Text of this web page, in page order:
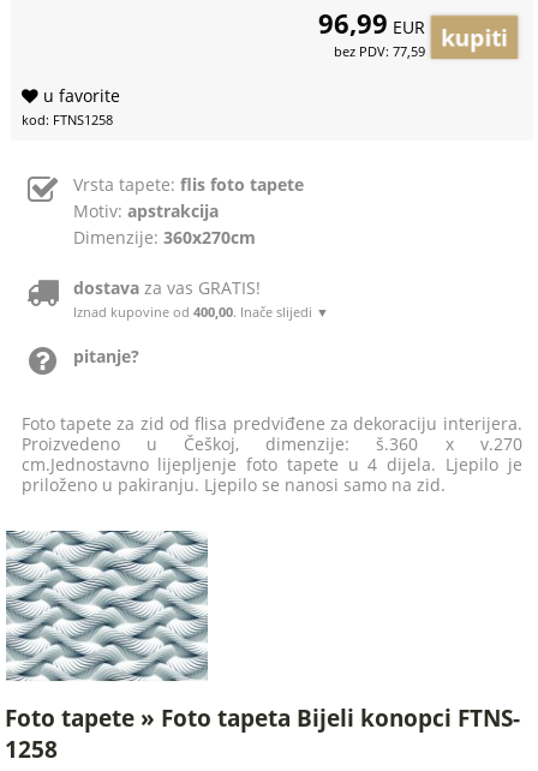
96,99 EUR
bez PDV: 77,59
u favorite
kod: FTNS1258
Vrsta tapete: flis foto tapete
Motiv: apstrakcija
Dimenzije: 360x270cm
dostavaza vas GRATIS!
Iznad kupovine od 400,00. Inače slijedi ▼
pitanje?
Foto tapete za zid od flisa predviđene za dekoraciju interijera.
Proizvedeno u Češkoj, dimenzije: š.360 x v.270
cm.Jednostavno lijepljenje foto tapete u 4 dijela. Ljepilo je
priloženo u pakiranju. Ljepilo se nanosi samo na zid.
Foto tapete » Foto tapeta Bijeli konopci FTNS-
1258